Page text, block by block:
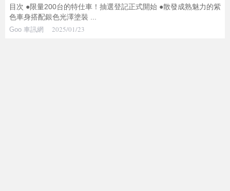
目次 ●限量200台的特仕車！抽選登記正式開始 ●散發成熟魅力的紫
色車身搭配銀色光澤塗裝 ...
Goo 車訊網 2025/01/23